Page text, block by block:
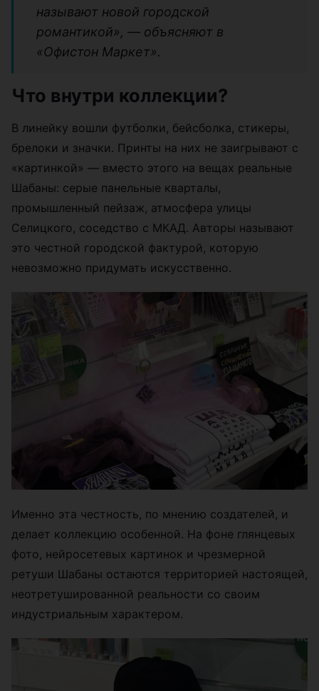
называют новой городской
романтикой», — объясняют в
«Офистон Маркет».
Что внутри коллекции?
В линейку вошли футболки, бейсболка, стикеры,
брелоки и значки. Принты на них не заигрывают с
«картинкой» — вместо этого на вещах реальные
Шабаны: серые панельные кварталы,
промышленный пейзаж, атмосфера улицы
Селицкого, соседство с МКАД. Авторы называют
это честной городской фактурой, которую
невозможно придумать искусственно.
Именно эта честность, по мнению создателей, и
делает коллекцию особенной. На фоне глянцевых
фото, нейросетевых картинок и чрезмерной
ретуши Шабаны остаются территорией настоящей,
неотретушированной реальности со своим
индустриальным характером.